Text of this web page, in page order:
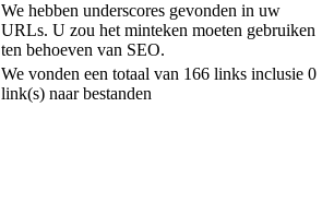
We hebben underscores gevonden in uw
URLs. U zou het minteken moeten gebruiken
ten behoeven van SEO.
We vonden een totaal van 166 links inclusie 0
link(s) naar bestanden